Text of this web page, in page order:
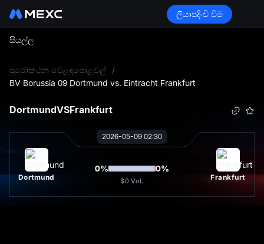
ලියාපදිංචි වීම
සියල්ල
පුරෝකථන වෙළඳපොළවල්
/
BV Borussia 09 Dortmund vs. Eintracht Frankfurt
DortmundVSFrankfurt
2026-05-09 02:30
Dortmund
0% 0%
$0 Vol. Frankfurt